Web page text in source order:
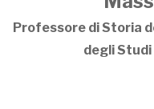
Professore di Storia
degli Studi